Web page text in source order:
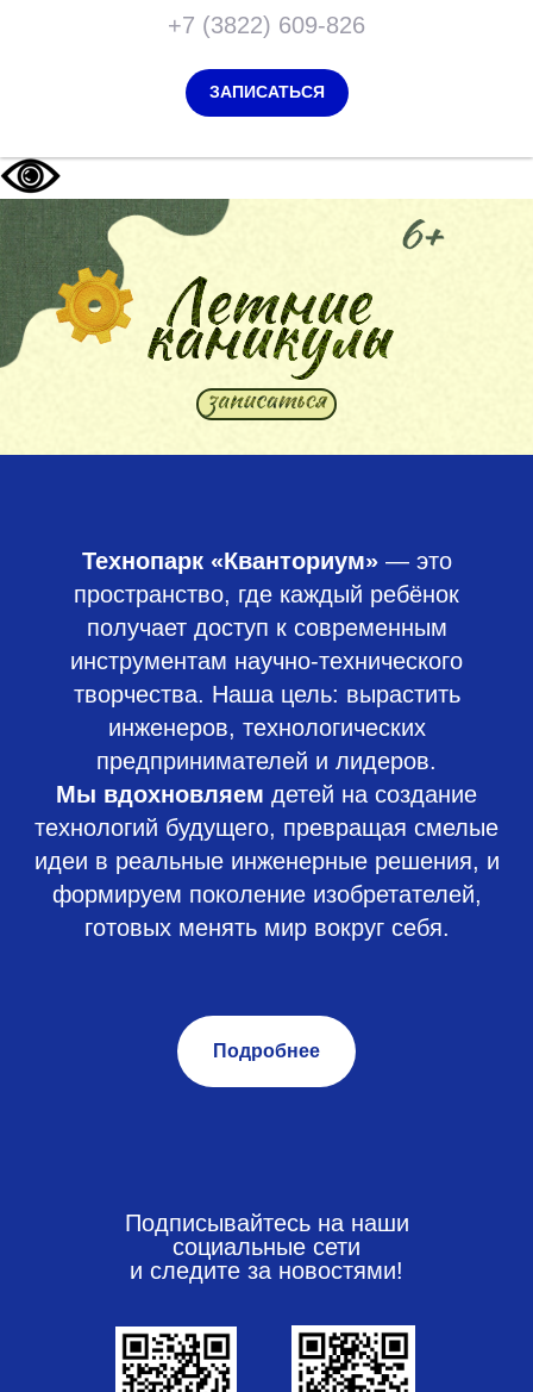
+7 (3822) 609-826
ЗАПИСАТЬСЯ
Мы
перезвоним
вам
Технопарк «Кванториум»— это
пространство, где каждый ребёнок
получает доступ к современным
инструментам научно-технического
творчества. Наша цель: вырастить
инженеров, технологических
предпринимателей и лидеров.
Мы вдохновляем детей на создание
технологий будущего, превращая смелые
идеи в реальные инженерные решения, и
формируем поколение изобретателей,
готовых менять мир вокруг себя.
Подробнее
Подписывайтесь на наши
социальные сети
и следите за новостями!